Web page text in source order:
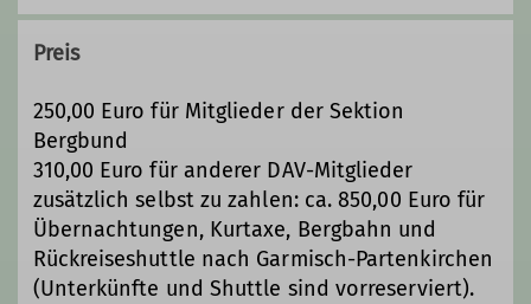
Preis
250,00 Euro für Mitglieder der Sektion
Bergbund
310,00 Euro für anderer DAV-Mitglieder
zusätzlich selbst zu zahlen: ca. 850,00 Euro für
Übernachtungen, Kurtaxe, Bergbahn und
Rückreiseshuttle nach Garmisch-Partenkirchen
(Unterkünfte und Shuttle sind vorreserviert).